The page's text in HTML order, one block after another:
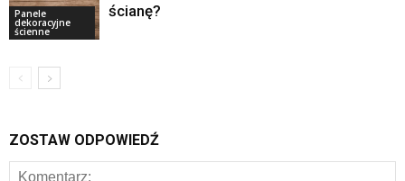
Panele
dekoracyjne
ścienne
ścianę?
ZOSTAW ODPOWIEDŹ